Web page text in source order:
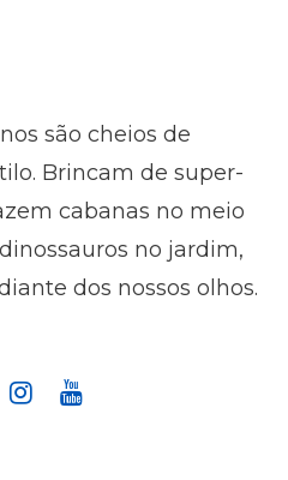
são cheios de
Brincam de super-
cabanas no meio
no jardim,
dos nossos olhos.